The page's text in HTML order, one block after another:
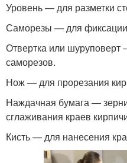
Уровень — для разметки
Саморезы — для фиксации
Отвертка или шуруповерт
саморезов.
Нож — для прорезания
Наждачная бумага —
сглаживания краев
Кисть — для нанесения